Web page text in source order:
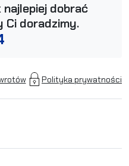
najlepiej dobrać
Ci doradzimy.
Polityka prywatności